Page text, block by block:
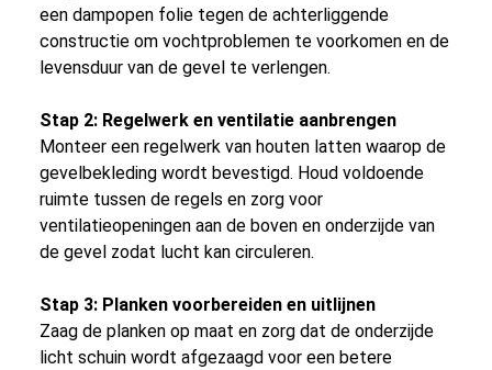
een dampopen folie tegen de achterliggende
constructie om vochtproblemen te voorkomen en de
levensduur van de gevel te verlengen.
Stap 2: Regelwerk en ventilatie aanbrengen
Monteer een regelwerk van houten latten waarop de
gevelbekleding wordt bevestigd. Houd voldoende
ruimte tussen de regels en zorg voor
ventilatieopeningen aan de boven en onderzijde van
de gevel zodat lucht kan circuleren.
Stap 3: Planken voorbereiden en uitlijnen
Zaag de planken op maat en zorg dat de onderzijde
licht schuin wordt afgezaagd voor een betere